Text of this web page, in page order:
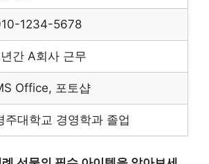
1234-5678
간 A회사 근무
Office, 포토샵
주대학교 경영학과 졸업